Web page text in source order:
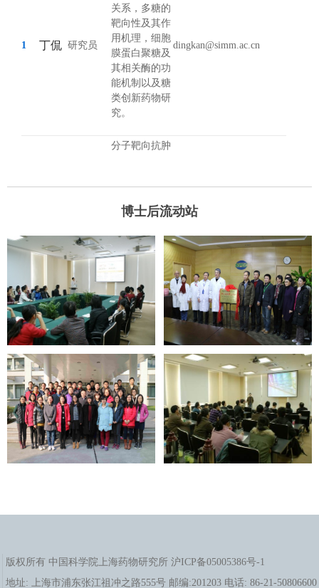
1 丁侃 研究员
关系，多糖的
靶向性及其作
用机理，细胞
膜蛋白聚糖及
其相关酶的功
能机制以及糖
类创新药物研
究。
dingkan@simm.ac.cn
2 丁健 研究员
分子靶向抗肿
发、作用机制
研究及生物标
3
乔爱
君
研究员
糖尿病、肥
胖、非酒精性
脂肪肝以及心
血管疾病发病
的分子机制研
究及相关疾病
创新药物的研
发
qiaoaijun@simm.ac.cn
4
于海
军
研究员
1. 新型药物递
释系统和药用
功能辅料开发
2. 智能纳米诊
疗系统研究
hjyu@simm.ac.cn
1. 用于新药
国GLP要求的
博士后流动站
版权所有 中国科学院上海药物研究所 沪ICP备05005386号-1
地址: 上海市浦东张江祖冲之路555号 邮编:201203 电话: 86-21-50806600